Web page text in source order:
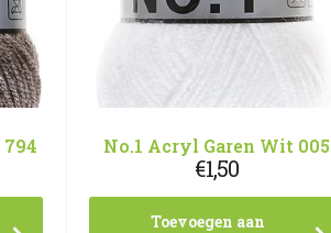
No.1 Acryl Garen Wit 005
€1,50
Toevoegen aan